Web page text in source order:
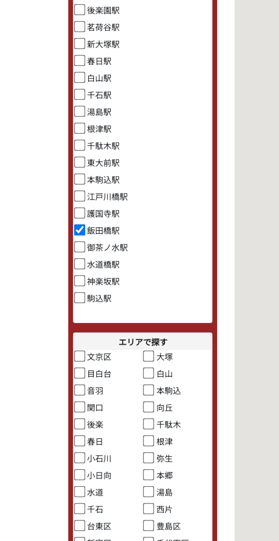
後楽園駅
茗荷谷駅
新大塚駅
春日駅
白山駅
千石駅
湯島駅
根津駅
千駄木駅
東大前駅
本駒込駅
江戸川橋駅
護国寺駅
飯田橋駅
御茶ノ水駅
水道橋駅
神楽坂駅
駒込駅
エリアで探す
文京区
大塚
目白台
白山
音羽
本駒込
関口
向丘
後楽
千駄木
春日
根津
小石川
弥生
小日向
本郷
水道
湯島
千石
西片
台東区
豊島区